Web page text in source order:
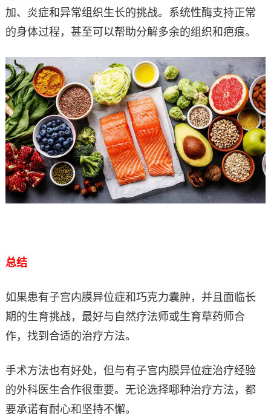
加、炎症和异常组织生长的挑战。系统性酶支持正常
的身体过程，甚至可以帮助分解多余的组织和疤痕。
总结
如果患有子宫内膜异位症和巧克力囊肿，并且面临长
期的生育挑战，最好与自然疗法师或生育草药师合
作，找到合适的治疗方法。
手术方法也有好处，但与有子宫内膜异位症治疗经验
的外科医生合作很重要。无论选择哪种治疗方法，都
要承诺有耐心和坚持不懈。